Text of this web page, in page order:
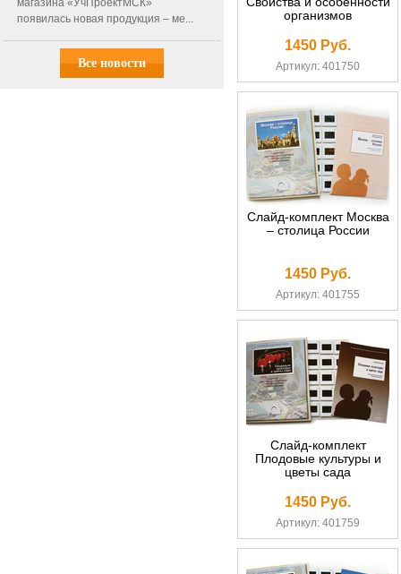
магазина «УчПроектМСК»
появилась новая продукция – ме...
Все новости
организмов
1450 Руб.
Артикул: 401750
Слайд-комплект Москва
– столица России
1450 Руб.
Артикул: 401755
Слайд-комплект
Плодовые культуры и
цветы сада
1450 Руб.
Артикул: 401759